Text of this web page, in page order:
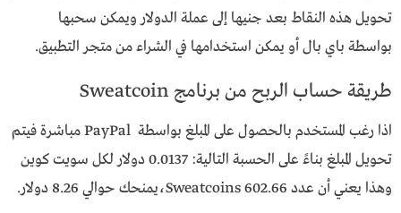
تحويل هذه النقاط بعد جنيها إلى عملة الدولار ويمكن سحبها
بواسطة باي بال أو يمكن استخدامها في الشراء من متجر التطبيق.
طريقة حساب الربح من برنامج Sweatcoin
اذا رغب المستخدم بالحصول على المبلغ بواسطة PayPal مباشرة فيتم
تحويل المبلغ بناءً على الحسبة التالية: 0.0137 دولار لكل سويت كوين
وهذا يعني أن عدد 602.66 Sweatcoins،يمنحك حوالي 8.26 دولار.